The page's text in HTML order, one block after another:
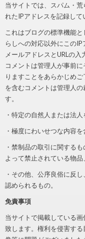
当サイトでは、スパム・
れたIPアドレスを記録して
これはブログの標準機能
らしへの対応以外にこのIP
メールアドレスとURLの
コメントは管理人が事前
りますことをあらかじめ
を含むコメントは管理人
す。
・特定の自然人または法
・極度にわいせつな内容を
・禁制品の取引に関する
よって禁止されている物品
・その他、公序良俗に反
認められるもの。
免責事項
当サイトで掲載している
致します。権利を侵害す